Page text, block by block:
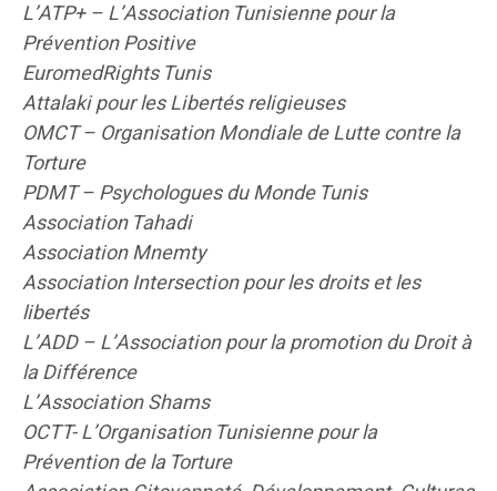
L’ATP+ – L’Association Tunisienne pour la
Prévention Positive
EuromedRights Tunis
Attalaki pour les Libertés religieuses
OMCT – Organisation Mondiale de Lutte contre la
Torture
PDMT – Psychologues du Monde Tunis
Association Tahadi
Association Mnemty
Association Intersection pour les droits et les
libertés
L’ADD – L’Association pour la promotion du Droit à
la Différence
L’Association Shams
OCTT- L’Organisation Tunisienne pour la
Prévention de la Torture